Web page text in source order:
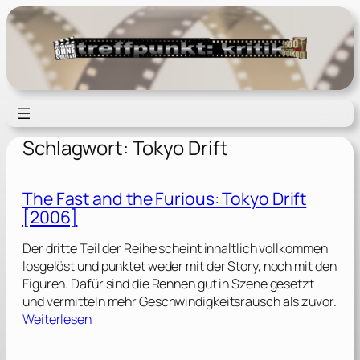
Zum
Inhalt
springen
Schlagwort: Tokyo Drift
The Fast and the Furious: Tokyo Drift
[2006]
Der dritte Teil der Reihe scheint inhaltlich vollkommen
losgelöst und punktet weder mit der Story, noch mit den
Figuren. Dafür sind die Rennen gut in Szene gesetzt
und vermitteln mehr Geschwindigkeitsrausch als zuvor.
Weiterlesen: